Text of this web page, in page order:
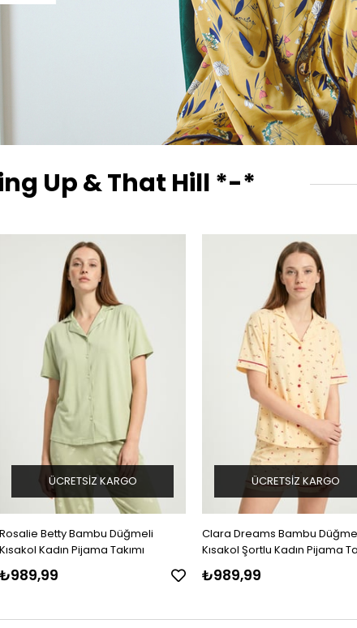
Up & That Hill *-*
Clara Dreams Bambu Düğmeli
Kısakol Şortlu Kadın Pijama Takımı
₺989,99
ÜCRETSIZ KARGO
Rosalie Betty Bambu Düğmeli
Kısakol Kadın Pijama Takımı
₺989,99
ÜCRETSIZ KARGO